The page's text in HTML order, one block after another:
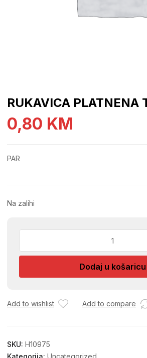
RUKAVICA PLATNENA
0,80 KM
PAR
Na zalihi
TACKASTA
Dodaj u košaricu
Add to wishlist Add to compare
SKU: H10975
Kategorija: Uncategorized